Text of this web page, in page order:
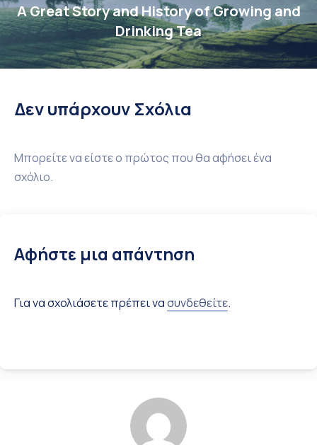
A Great Story and History of Growing and
Drinking Tea
Δεν υπάρχουν Σχόλια
Μπορείτε να είστε ο πρώτος που θα αφήσει ένα
σχόλιο.
Αφήστε μια απάντηση
Για να σχολιάσετε πρέπει νασυνδεθείτε.